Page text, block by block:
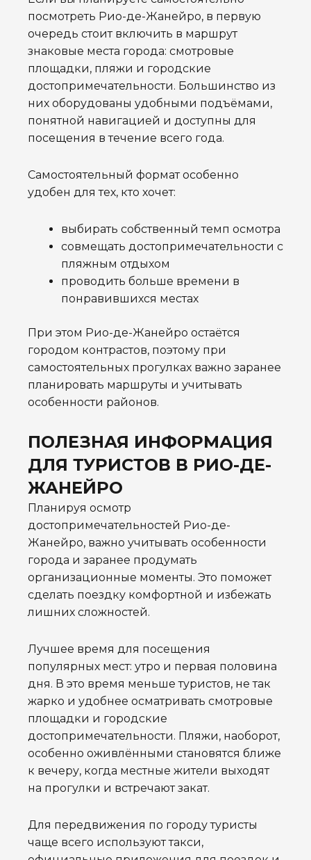
посмотреть Рио-де-Жанейро, в первую
очередь стоит включить в маршрут
знаковые места города: смотровые
площадки, пляжи и городские
достопримечательности. Большинство из
них оборудованы удобными подъёмами,
понятной навигацией и доступны для
посещения в течение всего года.
Самостоятельный формат особенно
удобен для тех, кто хочет:
выбирать собственный темп осмотра
совмещать достопримечательности с
пляжным отдыхом
проводить больше времени в
понравившихся местах
При этом Рио-де-Жанейро остаётся
городом контрастов, поэтому при
самостоятельных прогулках важно заранее
планировать маршруты и учитывать
особенности районов.
ПОЛЕЗНАЯ ИНФОРМАЦИЯ
ДЛЯ ТУРИСТОВ В РИО-ДЕ-
ЖАНЕЙРО
Планируя осмотр
достопримечательностей Рио-де-
Жанейро, важно учитывать особенности
города и заранее продумать
организационные моменты. Это поможет
сделать поездку комфортной и избежать
лишних сложностей.
Лучшее время для посещения
популярных мест: утро и первая половина
дня. В это время меньше туристов, не так
жарко и удобнее осматривать смотровые
площадки и городские
достопримечательности. Пляжи, наоборот,
особенно оживлёнными становятся ближе
к вечеру, когда местные жители выходят
на прогулки и встречают закат.
Для передвижения по городу туристы
чаще всего используют такси,